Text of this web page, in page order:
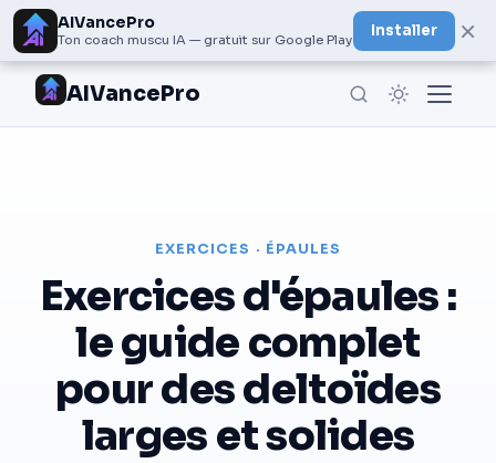
AIVancePro
Ton coach muscu IA — gratuit sur Google Play
Installer ×
AIVancePro
EXERCICES · ÉPAULES
Exercices d'épaules :
le guide complet
pour des deltoïdes
larges et solides